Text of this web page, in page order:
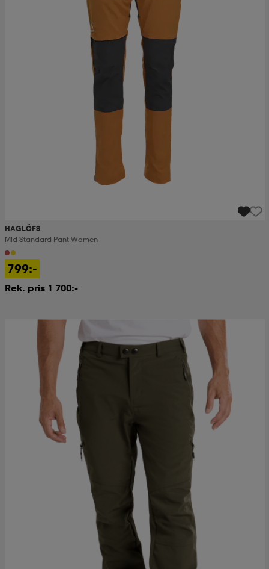
HAGLÖFS
Mid Standard Pant Women
799:-
Rek. pris 1 700:-